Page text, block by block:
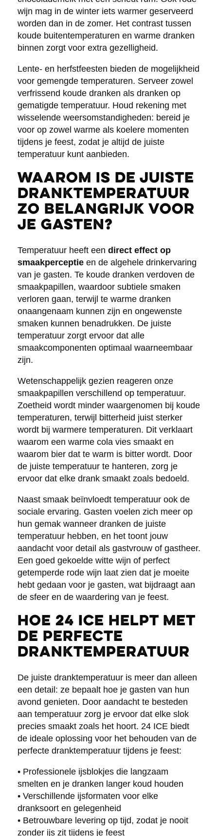
wijn mag in de winter iets warmer geserveerd
worden dan in de zomer. Het contrast tussen
koude buitentemperaturen en warme dranken
binnen zorgt voor extra gezelligheid.
Lente- en herfstfeesten bieden de mogelijkheid
voor gemengde temperaturen. Serveer zowel
verfrissend koude dranken als dranken op
gematigde temperatuur. Houd rekening met
wisselende weersomstandigheden: bereid je
voor op zowel warme als koelere momenten
tijdens je feest, zodat je altijd de juiste
temperatuur kunt aanbieden.
Waarom is de juiste
dranktemperatuur
zo belangrijk voor
je gasten?
Temperatuur heeft een direct effect op
smaakperceptieen de algehele drinkervaring
van je gasten. Te koude dranken verdoven de
smaakpapillen, waardoor subtiele smaken
verloren gaan, terwijl te warme dranken
onaangenaam kunnen zijn en ongewenste
smaken kunnen benadrukken. De juiste
temperatuur zorgt ervoor dat alle
smaakcomponenten optimaal waarneembaar
zijn.
Wetenschappelijk gezien reageren onze
smaakpapillen verschillend op temperatuur.
Zoetheid wordt minder waargenomen bij koude
temperaturen, terwijl bitterheid juist sterker
wordt bij warmere temperaturen. Dit verklaart
waarom een warme cola vies smaakt en
waarom bier dat te warm is bitter wordt. Door
de juiste temperatuur te hanteren, zorg je
ervoor dat elke drank smaakt zoals bedoeld.
Naast smaak beïnvloedt temperatuur ook de
sociale ervaring. Gasten voelen zich meer op
hun gemak wanneer dranken de juiste
temperatuur hebben, en het toont jouw
aandacht voor detail als gastvrouw of gastheer.
Een goed gekoelde witte wijn of perfect
getemperde rode wijn laat zien dat je moeite
hebt gedaan voor je gasten, wat bijdraagt aan
de sfeer en de waardering van je feest.
Hoe 24 ICE helpt met
de perfecte
dranktemperatuur
De juiste dranktemperatuur is meer dan alleen
een detail: ze bepaalt hoe je gasten van hun
avond genieten. Door aandacht te besteden
aan temperatuur zorg je ervoor dat elke slok
precies smaakt zoals het hoort. 24 ICE biedt
de ideale oplossing voor het behouden van de
perfecte dranktemperatuur tijdens je feest:
• Professionele ijsblokjes die langzaam
smelten en je dranken langer koud houden
• Verschillende ijsformaten voor elke
dranksoort en gelegenheid
• Betrouwbare levering op tijd, zodat je nooit
zonder ijs zit tijdens je feest